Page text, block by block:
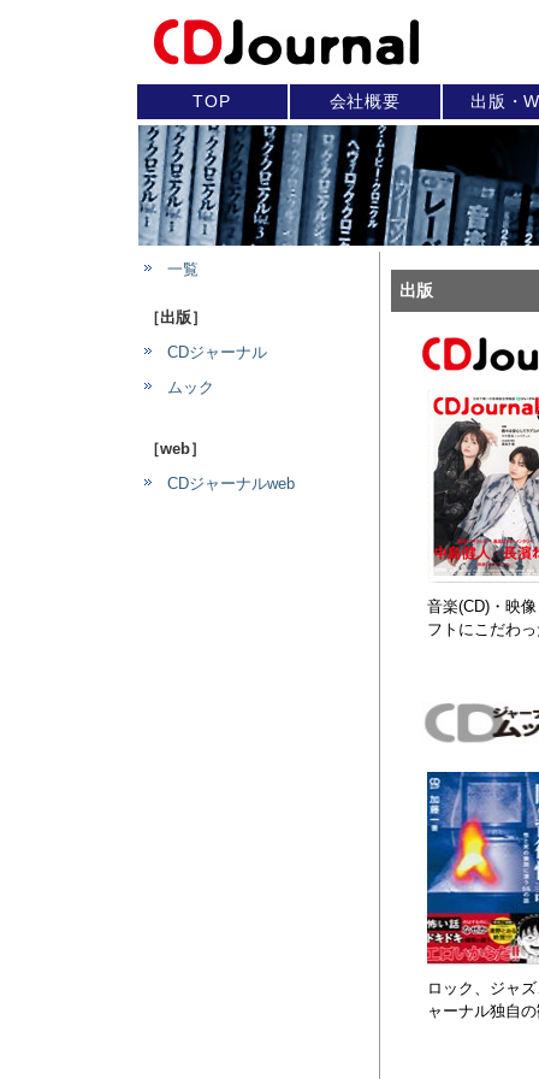
TOP 会社概要 出版・
一覧
［出版］
CDジャーナル
ムック
［web］
CDジャーナルweb
出版
音楽(CD)・映
フトにこだわ
ロック、ジャ
ャーナル独自